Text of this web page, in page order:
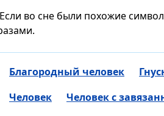
Если во сне были похожие
Благородный человек
Человек
Человек с